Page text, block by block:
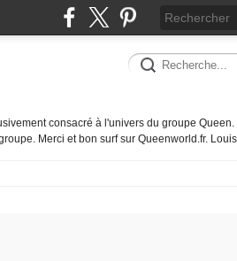
consacré à l'univers du groupe
Merci et bon surf sur Queenworld.fr.